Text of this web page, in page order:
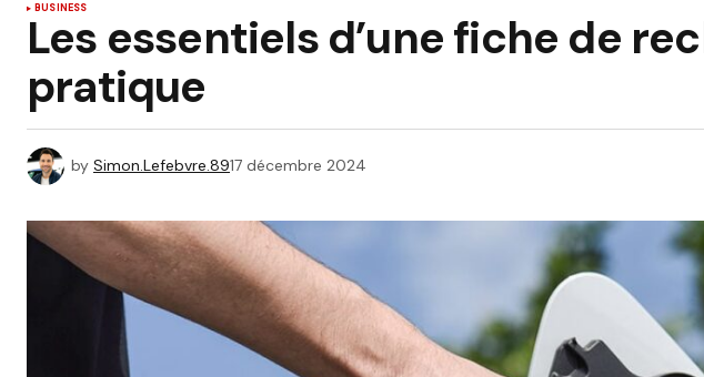
BUSINESS
Les essentiels d’une fiche de
pratique
by Simon.Lefebvre.8917 décembre 2024